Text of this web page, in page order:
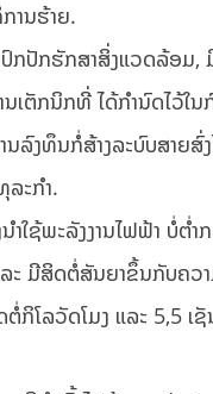
ານຮ້າຍ.
ປັກຮັກສາສິ່ງແວດລ້ອມ,
ເຕັກນິກທີ່ ໄດ້ກໍານົດໄວ້ໃ
ນລົງທຶນກໍ່ສ້າງລະບົບສາຍ
ະກໍາ.
າໃຊ້ພະລັງງານໄຟຟ້າ ບໍ່
ະ ມີສິດຕໍ່ສັນຍາຂຶ້ນກັບຄວ
ກິໂລວັດໂມງ ແລະ 5,5